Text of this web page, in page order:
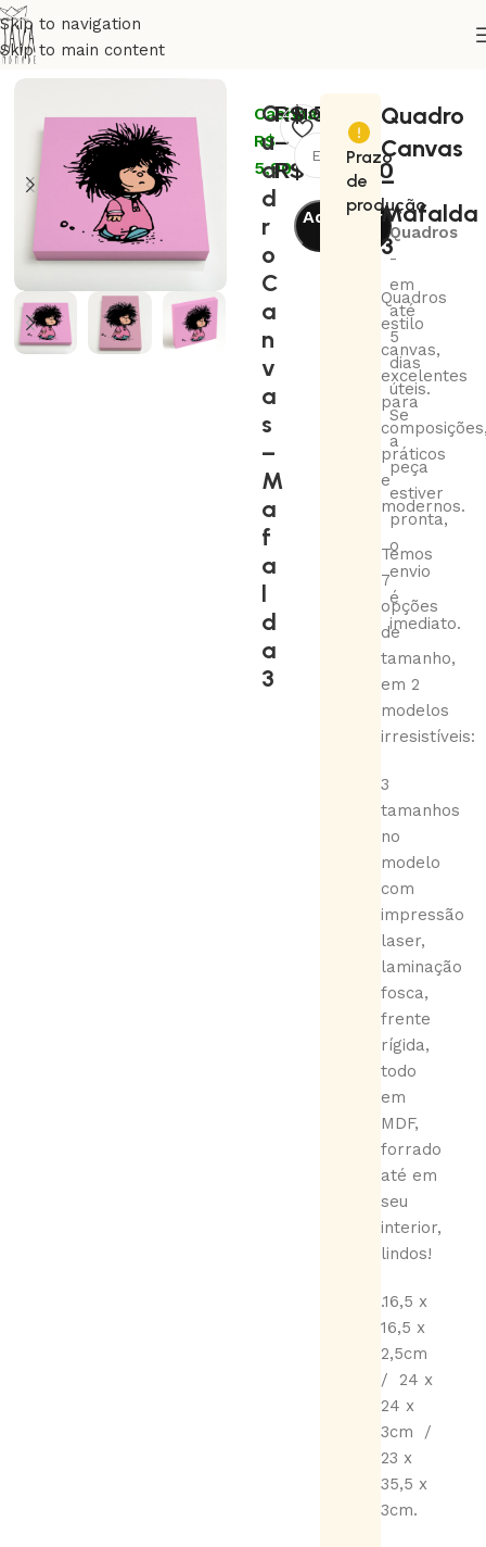
Skip to navigation
Skip to main content
Início Decoração Quadros
Cashback:
R$
5,90
Q
u
a
d
r
o
C
a
n
v
a
s
–
M
a
f
a
l
d
a
3
R$59,00
–
R$ 480,00
MODELO
Adicionar
Prazo
de
produção
Quadros
-
em
até
5
dias
úteis.
Se
a
peça
estiver
pronta,
o
envio
é
imediato.
Quadro
Canvas
–
Mafalda
3
Quadros
estilo
canvas,
excelentes
para
práticos
e
modernos.
Temos
7
opções
de
tamanho,
em 2
modelos
irresistíveis:
3
tamanhos
no
modelo
com
impressão
laser,
laminação
fosca,
frente
rígida,
todo
em
MDF,
forrado
até em
seu
interior,
lindos!
.16,5 x
16,5 x
2,5cm
/ 24 x
24 x
3cm /
23 x
35,5 x
3cm.